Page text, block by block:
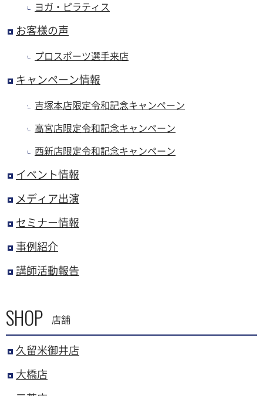
ヨガ・ピラティス
お客様の声
プロスポーツ選手来店
キャンペーン情報
吉塚本店限定令和記念キャンペーン
高宮店限定令和記念キャンペーン
西新店限定令和記念キャンペーン
イベント情報
メディア出演
セミナー情報
事例紹介
講師活動報告
SHOP 店舗
久留米御井店
大橋店